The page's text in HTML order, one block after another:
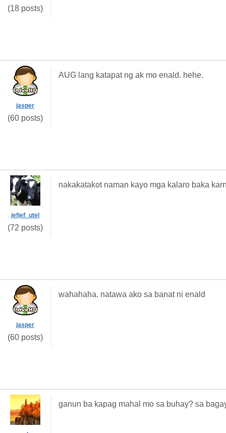
(18 posts)
jasper
(60 posts)
AUG lang katapat ng ak mo enald. hehe.
jefjef_utel
(72 posts)
nakakatakot naman kayo mga kalaro baka
jasper
(60 posts)
wahahaha. natawa ako sa banat ni enald
ganun ba kapag mahal mo sa buhay? sa